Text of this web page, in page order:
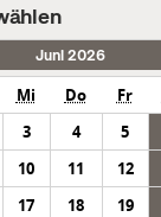
Juni 2026
Mi Do Fr
3 4 5
10 11 12
17 18 19